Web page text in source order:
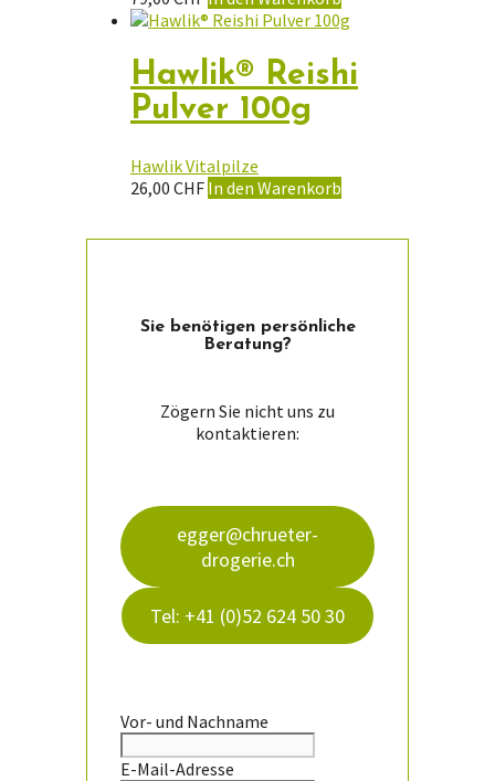
gewählt
Hawlik® Reishi
Pulver 100g
Hawlik Vitalpilze
26,00 CHF In den Warenkorb
Sie ­benötigen persön­liche
Beratung?
Zögern Sie nicht uns zu
kontaktieren:
egger@chrueter-
drogerie.ch
Tel: +41 (0)52 624 50 30
Vor- und Nachname
E-Mail-Adresse